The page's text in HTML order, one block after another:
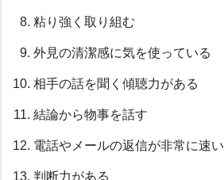
粘り強く取り組む
外見の清潔感に気を使っている
相手の話を聞く傾聴力がある
結論から物事を話す
電話やメールの返信が非常に速い
判断力がある